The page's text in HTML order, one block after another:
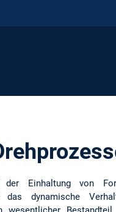
der Einhaltung von
das dynamische